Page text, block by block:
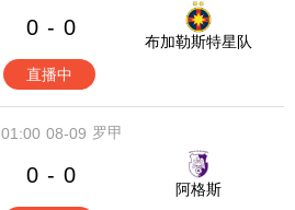
0 - 0
布加勒斯特星队
直播中
08-09
01:00 罗甲
0 - 0
阿格斯